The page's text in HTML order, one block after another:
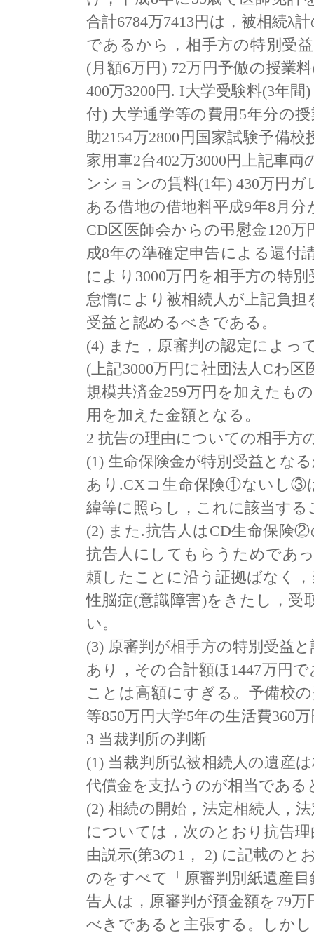
合計6784万7413円は，被相続λ
であるから，相手方の特別受
(月額6万円) 72万円予倣の授業
400万3200円. I大学受験料(3年
付) 大学通学等の費用5年分の
助2154万2800円国家試験予備
家用車2台402万3000円上記車
ンションの賃料(1年) 430万円
ある借地の借地料平成9年8月分
CD区医師会からの弔慰金120万
成8年の準確定申告による還付
により3000万円を相手方の特
怠惰により被相続人が上記負
受益と認めるべきである。
(4) また，原審判の認定によっ
(上記3000万円に社団法人Cわ
規模共済金259万円を加えたも
用を加えた金額となる。
2 抗告の理由についての相手方
(1) 生命保険金が特別受益とな
あり.CXコ生命保険①ないし③
緯等に照らし，これに該当す
(2) また.抗告人はCD生命保険
抗告人にしてもらうためであ
頼したことに沿う証拠ばなく
性脳症(意識障害)をきたし，
い。
(3) 原審判が相手方の特別受益
あり，その合計額ほ1447万円
ことは高額にすぎる。予備校
等850万円大学5年の生活費360
3 当裁判所の判断
(1) 当裁判所弘被相続人の遺産
代償金を支払うのが相当である
(2) 相続の開始，法定相続人，
については，次のとおり抗告
由説示(第3の1， 2) に記載のと
のをすべて「原審判別紙遺産
告人は，原審判が預金額を79
べきであると主張する。しか